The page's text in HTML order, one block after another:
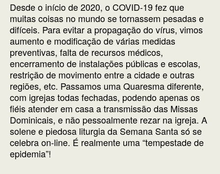
Desde o início de 2020, o COVID-19 fez que
muitas coisas no mundo se tornassem pesadas e
difíceis. Para evitar a propagação do vírus, vimos
aumento e modificação de várias medidas
preventivas, falta de recursos médicos,
encerramento de instalações públicas e escolas,
restrição de movimento entre a cidade e outras
regiões, etc. Passamos uma Quaresma diferente,
com igrejas todas fechadas, podendo apenas os
fiéis atender em casa a transmissão das Missas
Dominicais, e não pessoalmente rezar na igreja. A
solene e piedosa liturgia da Semana Santa só se
celebra on-line. É realmente uma “tempestade de
epidemia”!